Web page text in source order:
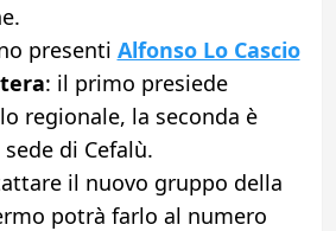
presenti Alfonso Lo Cascio
: il primo presiede
regionale, la seconda è
di Cefalù.
il nuovo gruppo della
potrà farlo al numero